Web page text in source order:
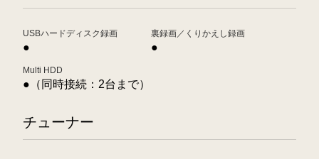
USBハードディスク録画
●
裏録画／くりかえし録画
●
Multi HDD
●（同時接続：2台まで）
チューナー